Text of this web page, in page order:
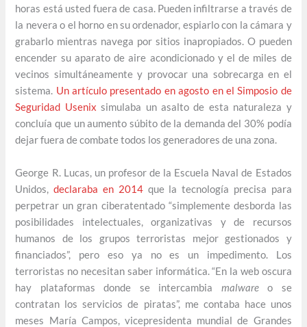
horas está usted fuera de casa. Pueden infiltrarse a través de
la nevera o el horno en su ordenador, espiarlo con la cámara y
grabarlo mientras navega por sitios inapropiados. O pueden
encender su aparato de aire acondicionado y el de miles de
vecinos simultáneamente y provocar una sobrecarga en el
sistema. Un artículo presentado en agosto en el Simposio de
Seguridad Usenix simulaba un asalto de esta naturaleza y
concluía que un aumento súbito de la demanda del 30% podía
dejar fuera de combate todos los generadores de una zona.
George R. Lucas, un profesor de la Escuela Naval de Estados
Unidos,declaraba en 2014que la tecnología precisa para
perpetrar un gran ciberatentado “simplemente desborda las
posibilidades intelectuales, organizativas y de recursos
humanos de los grupos terroristas mejor gestionados y
financiados”, pero eso ya no es un impedimento. Los
terroristas no necesitan saber informática. “En la web oscura
hay plataformas donde se intercambia malwareo se
contratan los servicios de piratas”, me contaba hace unos
meses María Campos, vicepresidenta mundial de Grandes